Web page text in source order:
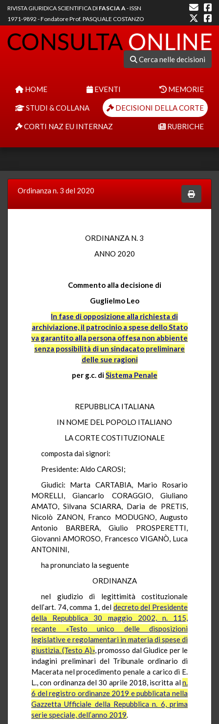
RIVISTA GIURIDICA SCIENTIFICA DI FASCIA A- ISSN
1971-9892 - Fondatore Prof. PASQUALE COSTANZO
Cerca nelle decisioni
HOME EVENTI MEMORIE
STUDI & COLLANA DECISIONI DELLA CORTE
CORTI NAZ EU INTERNAZ RUBRICHE
Ordinanza n. 3 del 2020
ORDINANZA N. 3
ANNO 2020
Commento alla decisione di
Guglielmo Leo
In fase di opposizione alla richiesta di
archiviazione, il patrocinio a spese dello Stato
va garantito alla persona offesa non abbiente
senza possibilità di un sindacato preliminare
delle sue ragioni
per g.c. diSistema Penale
REPUBBLICA ITALIANA
IN NOME DEL POPOLO ITALIANO
LA CORTE COSTITUZIONALE
composta dai signori:
Presidente: Aldo CAROSI;
Giudici: Marta CARTABIA, Mario Rosario
MORELLI, Giancarlo CORAGGIO, Giuliano
AMATO, Silvana SCIARRA, Daria de PRETIS,
Nicolò ZANON, Franco MODUGNO, Augusto
Antonio BARBERA, Giulio PROSPERETTI,
Giovanni AMOROSO, Francesco VIGANÒ, Luca
ANTONINI,
ha pronunciato la seguente
ORDINANZA
nel giudizio di legittimità costituzionale
dell’art. 74, comma 1, del decreto del Presidente
della Repubblica 30 maggio 2002, n. 115,
recante «Testo unico delle disposizioni
legislative e regolamentari in materia di spese di
giustizia. (Testo A)», promosso dal Giudice per le
indagini preliminari del Tribunale ordinario di
Macerata nel procedimento penale a carico di E.
L., con ordinanza del 30 aprile 2018, iscritta aln.
6 del registro ordinanze 2019 e pubblicata nella
Gazzetta Ufficiale della Repubblica n. 6, prima
serie speciale, dell’anno 2019.